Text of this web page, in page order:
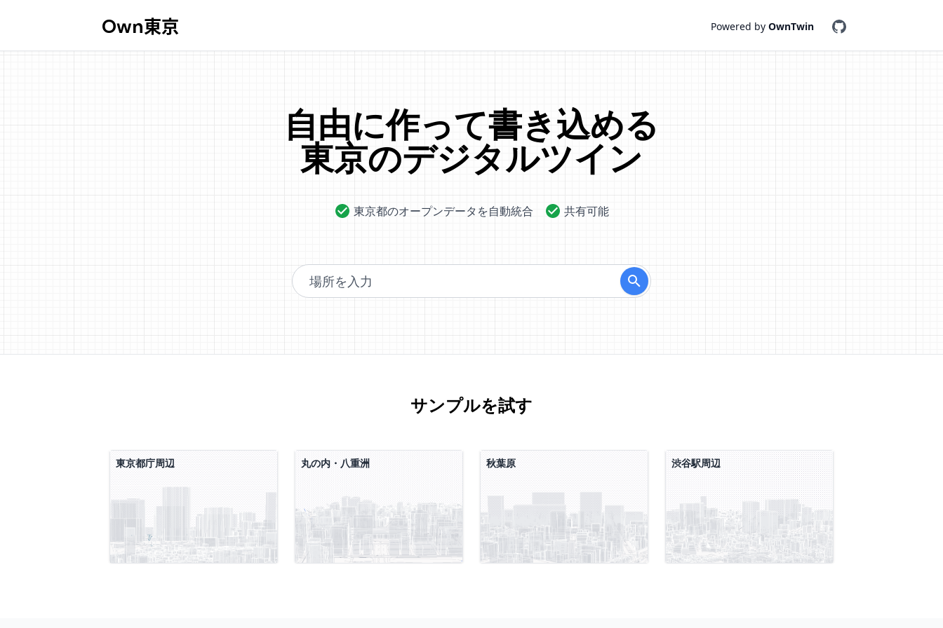
Powered by OwnTwin
自由に作って書き込める
東京のデジタルツイン
東京都のオープンデータを自動統合 共有可能
サンプルを試す
東京都庁周辺 丸の内・八重洲 秋葉原 渋谷駅周辺